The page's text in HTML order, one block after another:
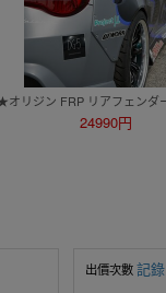
24990円
出價次數記錄